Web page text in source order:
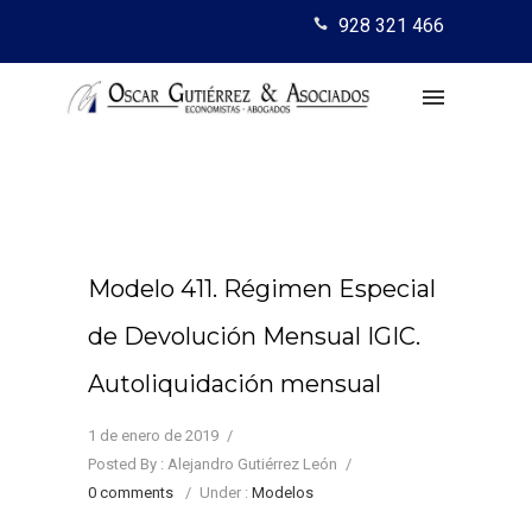
928 321 466
Modelo 411. Régimen Especial
de Devolución Mensual IGIC.
Autoliquidación mensual
1 de enero de 2019 /
Posted By : Alejandro Gutiérrez León /
0 comments
/ Under : Modelos